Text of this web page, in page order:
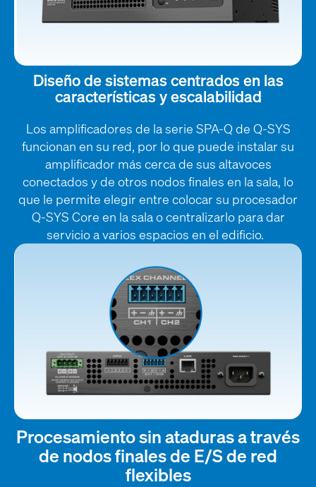
Diseño de sistemas centrados en las
características y escalabilidad
Los amplificadores de la serie SPA-Q de Q-SYS
funcionan en su red, por lo que puede instalar su
amplificador más cerca de sus altavoces
conectados y de otros nodos finales en la sala, lo
que le permite elegir entre colocar su procesador
Q-SYS Core en la sala o centralizarlo para dar
servicio a varios espacios en el edificio.
Procesamiento sin ataduras a través
de nodos finales de E/S de red
flexibles